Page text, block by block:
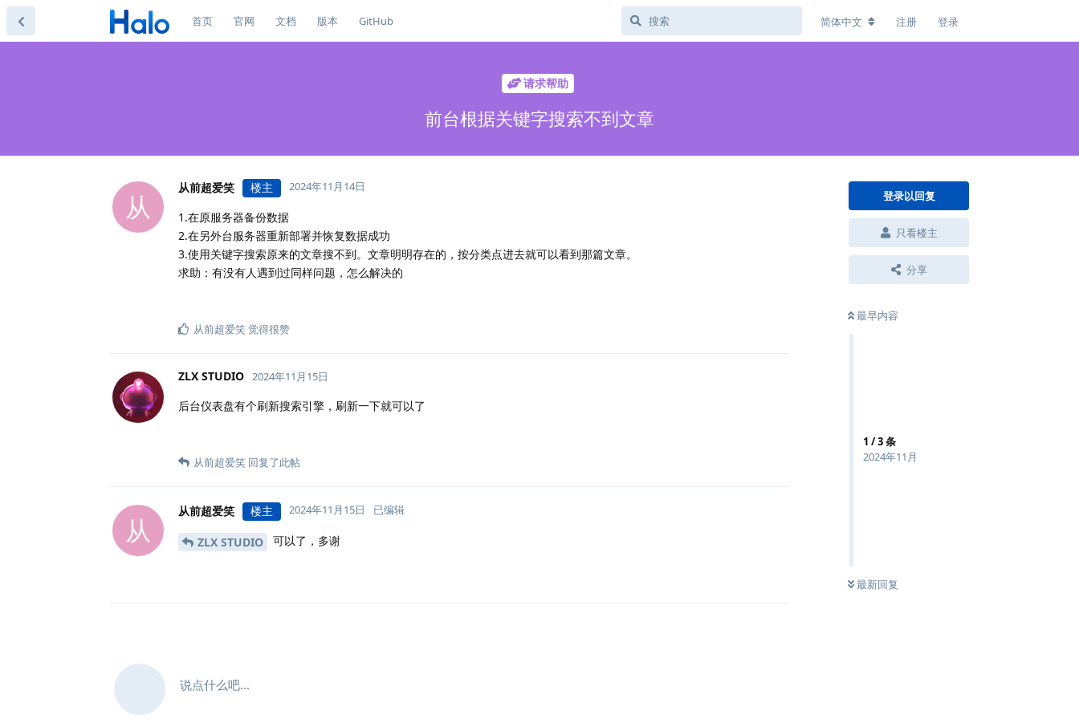
首页 官网 文档 版本 GitHub 简体中文 注册 登录
请求帮助
前台根据关键字搜索不到文章
登录以回复
只看楼主
分享
最早内容
1 /3条
2024年11月
最新回复
从
从前超爱笑 楼主 2024年11月14日
1.在原服务器备份数据
2.在另外台服务器重新部署并恢复数据成功
3.使用关键字搜索原来的文章搜不到。文章明明存在的，按分类点进去就可以看到那篇文章。
求助：有没有人遇到过同样问题，怎么解决的
从前超爱笑觉得很赞
ZLX STUDIO 2024年11月15日
后台仪表盘有个刷新搜索引擎，刷新一下就可以了
从前超爱笑 回复了此帖
从
从前超爱笑 楼主 2024年11月15日 已编辑
ZLX STUDIO 可以了，多谢
说点什么吧...